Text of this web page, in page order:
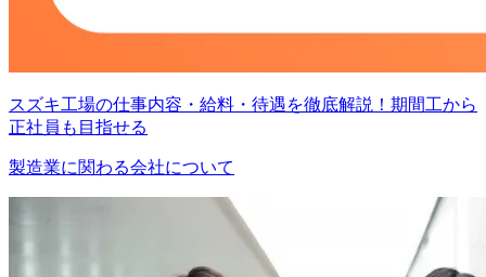
スズキ工場の仕事内容・給料・待遇を徹底解説！期間工から
正社員も目指せる
製造業に関わる会社について